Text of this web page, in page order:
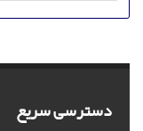
دسترسی سریع